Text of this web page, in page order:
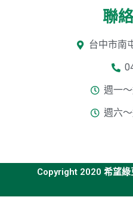
聯
台中市南
週一
週六
Copyright 2020 希望